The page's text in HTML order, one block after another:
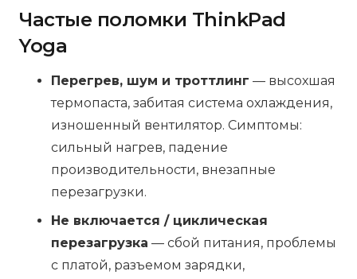
Частые поломки ThinkPad
Yoga
Перегрев, шум и троттлинг — высохшая
термопаста, забитая система охлаждения,
изношенный вентилятор. Симптомы:
сильный нагрев, падение
производительности, внезапные
перезагрузки.
Не включается / циклическая
перезагрузка — сбой питания, проблемы
с платой, разъемом зарядки,